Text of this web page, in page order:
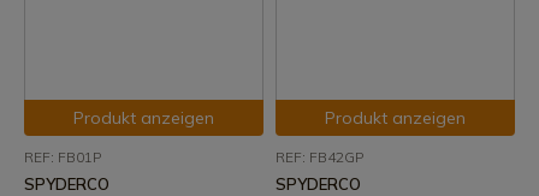
Produkt anzeigen
REF: FB01P
SPYDERCO
Produkt anzeigen
REF: FB42GP
SPYDERCO